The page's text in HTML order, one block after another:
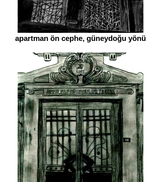
apartman ön cephe, güneydoğu yönü